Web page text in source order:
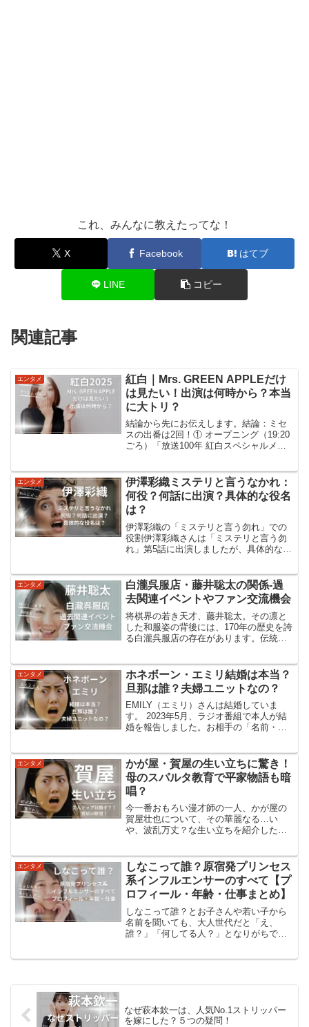
これ、みんなに教えたってな！
X Facebook はてブ
LINE コピー
関連記事
エンタメ
紅白｜Mrs. GREEN APPLEだけ
は見たい！出演は何時から？本当
に大トリ？
結論から先にお伝えします。結論：ミセ
スの出番は2回！① オープニング（19:20
ごろ）「放送100年 紅白スペシャルメド
スト付近）本編ラストの白組トリとして
「GOO...
エンタメ
伊澤彩織ミステリと言うなかれ：
何役？何話に出演？具体的な役名
は？
伊澤彩織の「ミステリと言う勿れ」での
役割伊澤彩織さんは「ミステリと言う勿
れ」第5話に出演しましたが、具体的な役
ンシーンでの登場が考えられます。公開
情報によると、伊澤彩織...
エンタメ
白瀧呉服店・藤井聡太の関係-過
去関連イベントやファン交流機会
将棋界の若き天才、藤井聡太。その凛と
した和服姿の背後には、170年の歴史を誇
る白瀧呉服店の存在があります。伝統と
呉服店は、藤井聡太をはじめとする多く
の棋士たちの和服を手...
エンタメ
ホネボーン・エミリ結婚は本当？
旦那は誰？夫婦ユニットなの？
EMILY（エミリ）さんは結婚していま
す。 2023年5月、ラジオ番組で本人が結
婚を報告しました。お相手の「名前・
だけ明かしています。さらにMV制作に関
わった可能性が...
エンタメ
かが屋・賀屋の生い立ちに驚き！
母のスパルタ教育で平家物語も暗
唱？
今一番おもろい漫才師の一人、かが屋の
賀屋壮也について、その華麗なる…い
や、波乱万丈？な生い立ちを紹介したる
芸人さんや。でも実は、超エリートな家
庭で育ったって知ってたか...
エンタメ
しなこって誰？原宿発プリンセス
系インフルエンサーのすべて【プ
ロフィール・年齢・仕事まとめ】
しなこって誰？とお子さんや若い子から
名前を聞いても、大人世代だと「え、
誰？」「何してる人？」となりがちです
なぜ萩本欽一は、人気No.1ストリッパー
を嫁にした？５つの疑問！